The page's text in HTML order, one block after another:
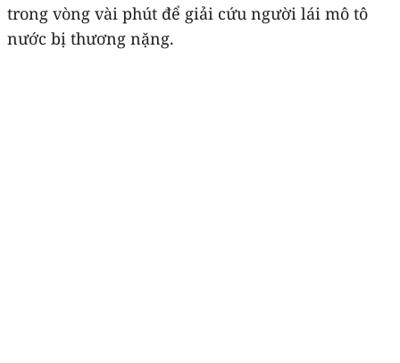
trong vòng vài phút để giải cứu người lái mô tô
nước bị thương nặng.